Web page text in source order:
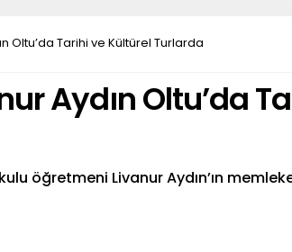
Oltu’da Tarihi ve Kültürel Turlarda
Aydın Oltu’da
öğretmeni Livanur Aydın’ın